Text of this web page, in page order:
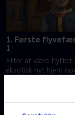
1. Første
1
Efter at være flyttet
eksotisk nyt hjem
1. november 2025 • 22